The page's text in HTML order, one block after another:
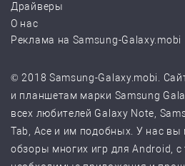
Драйверы
О нас
Реклама на Samsung-Galaxy.mobi
© 2018 Samsung-Galaxy.mobi.
и планшетам марки Samsung
всех любителей Galaxy Note,
Tab, Ace и им подобных. У нас вы
обзоры многих игр для Android, с